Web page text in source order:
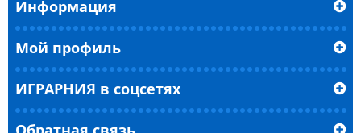
Информация
Мой профиль
ИГРАРНИЯ в соцсетях